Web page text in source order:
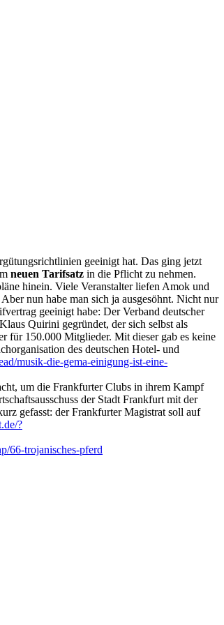
geeinigt hat. Das ging jetzt
neuen Tarifsatz in die Pflicht zu nehmen.
hinein. Viele Veranstalter liefen Amok und
nun habe man sich ja ausgesöhnt. Nicht nur
geeinigt habe: Der Verband deutscher
Quirini gegründet, der sich selbst als
für 150.000 Mitglieder. Mit dieser gab es keine
des deutschen Hotel- und
musik-die-gema-einigung-ist-eine-
um die Frankfurter Clubs in ihrem Kampf
der Stadt Frankfurt mit der
gefasst: der Frankfurter Magistrat soll auf
?
66-trojanisches-pferd